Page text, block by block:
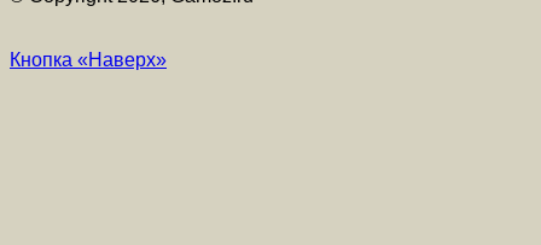
Кнопка «Наверх»